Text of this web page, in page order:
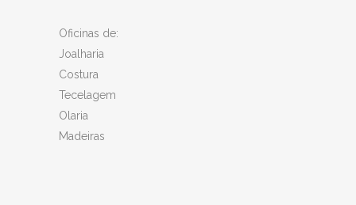
Oficinas de:
Joalharia
Costura
Tecelagem
Olaria
Madeiras